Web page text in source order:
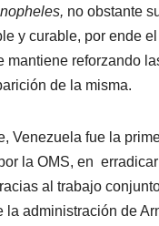
no obstante
y curable, por ende
mantiene reforzando
de la misma.
Venezuela fue la
la OMS, en
al trabajo
la administración de